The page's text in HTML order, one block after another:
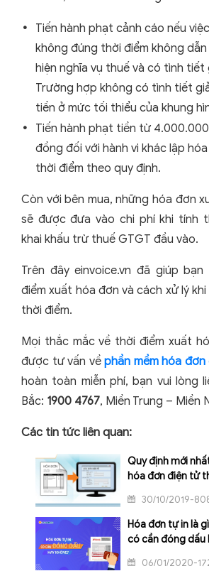
Tiến hành phạt cảnh cáo nếu
không đúng thời điểm không
hiện nghĩa vụ thuế và có tình tiết
Trường hợp không có tình tiết
tiền ở mức tối thiểu của khung
Tiến hành phạt tiền từ
đồng đối với hành vi khác lập
thời điểm theo quy định.
Còn với bên mua, những hóa đơn
sẽ được đưa vào chi phí khi tính
khai khấu trừ thuế GTGT đầu vào.
Trên đây einvoice.vn đã giúp
điểm xuất hóa đơn và cách xử lý
thời điểm.
Mọi thắc mắc về thời điểm xuất
được tư vấn về phần mềm hóa
hoàn toàn miễn phí, bạn vui lòng
Bắc: 1900 4767, Miền Trung – Miền
Các tin tức liên quan:
Quy định mới
hóa đơn điện tử
30/10/2019-
Hóa đơn tự in là
có cần đóng dấu
06/01/2020-